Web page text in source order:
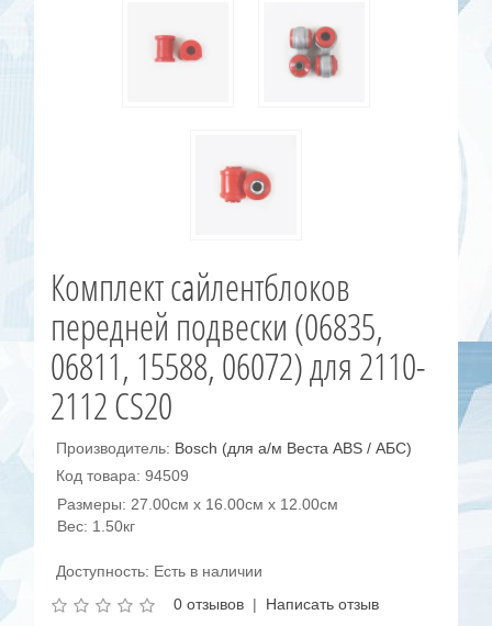
Комплект сайлентблоков
передней подвески (06835,
06811, 15588, 06072) для 2110-
2112 CS20
Производитель: Bosch (для а/м Веста ABS / АБС)
Код товара: 94509
Размеры: 27.00см x 16.00см x 12.00см
Вес: 1.50кг
Доступность: Есть в наличии
0 отзывов | Написать отзыв